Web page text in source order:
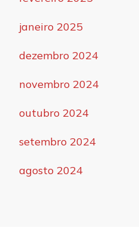
janeiro 2025
dezembro 2024
novembro 2024
outubro 2024
setembro 2024
agosto 2024